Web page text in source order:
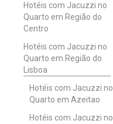
Hotéis com Jacuzzi no
Quarto em Região do
Centro
Hotéis com Jacuzzi no
Quarto em Região do
Lisboa
Hotéis com Jacuzzi no
Quarto em Azeitao
Hotéis com Jacuzzi no